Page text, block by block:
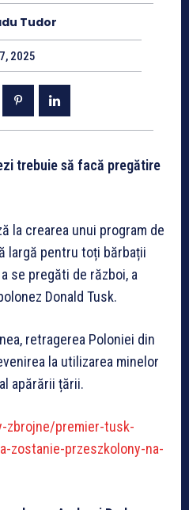
Tudor
2025
trebuie să facă pregătire
la crearea unui program de
largă pentru toți bărbații
se pregăti de război, a
Donald Tusk.
retragerea Poloniei din
la utilizarea minelor
apărării țării.
zbrojne/premier-tusk-
zostanie-przeszkolony-na-